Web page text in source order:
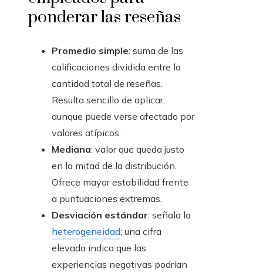
ponderar las reseñas
Promedio simple: suma de las
calificaciones dividida entre la
cantidad total de reseñas.
Resulta sencillo de aplicar,
aunque puede verse afectado por
valores atípicos.
Mediana: valor que queda justo
en la mitad de la distribución.
Ofrece mayor estabilidad frente
a puntuaciones extremas.
Desviación estándar: señala la
heterogeneidad; una cifra
elevada indica que las
experiencias negativas podrían